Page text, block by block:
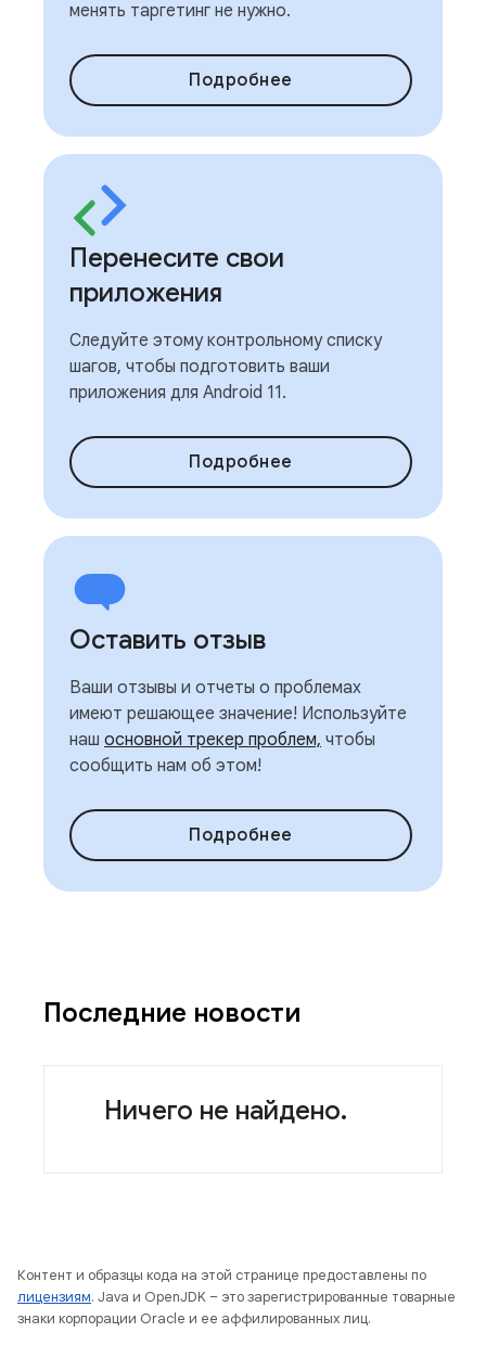
менять таргетинг не нужно.
Подробнее
Перенесите свои
приложения
Следуйте этому контрольному списку
шагов, чтобы подготовить ваши
приложения для Android 11.
Подробнее
Оставить отзыв
Ваши отзывы и отчеты о проблемах
имеют решающее значение! Используйте
наш основной трекер проблем, чтобы
сообщить нам об этом!
Подробнее
Последние новости
Ничего не найдено.
Контент и образцы кода на этой странице предоставлены по
лицензиям. Java и OpenJDK – это зарегистрированные товарные
знаки корпорации Oracle и ее аффилированных лиц.